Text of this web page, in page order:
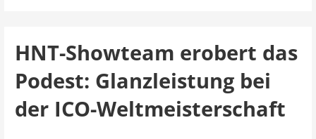
HNT-Showteam erobert das
Podest: Glanzleistung bei
der ICO-Weltmeisterschaft